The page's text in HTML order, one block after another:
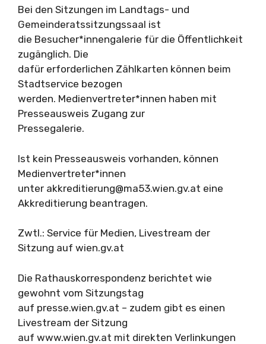
Bei den Sitzungen im Landtags- und
Gemeinderatssitzungssaal ist
die Besucher*innengalerie für die Öffentlichkeit
zugänglich. Die
dafür erforderlichen Zählkarten können beim
Stadtservice bezogen
werden. Medienvertreter*innen haben mit
Presseausweis Zugang zur
Pressegalerie.
Ist kein Presseausweis vorhanden, können
Medienvertreter*innen
unter akkreditierung@ma53.wien.gv.at eine
Akkreditierung beantragen.
Zwtl.: Service für Medien, Livestream der
Sitzung auf wien.gv.at
Die Rathauskorrespondenz berichtet wie
gewohnt vom Sitzungstag
auf presse.wien.gv.at – zudem gibt es einen
Livestream der Sitzung
auf www.wien.gv.at mit direkten Verlinkungen